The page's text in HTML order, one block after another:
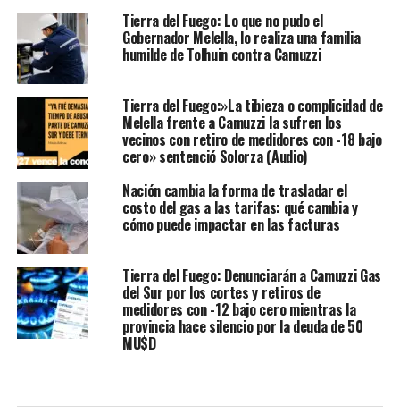
Tierra del Fuego: Lo que no pudo el
Gobernador Melella, lo realiza una familia
humilde de Tolhuin contra Camuzzi
Tierra del Fuego:»La tibieza o complicidad de
Melella frente a Camuzzi la sufren los
vecinos con retiro de medidores con -18 bajo
cero» sentenció Solorza (Audio)
Nación cambia la forma de trasladar el
costo del gas a las tarifas: qué cambia y
cómo puede impactar en las facturas
Tierra del Fuego: Denunciarán a Camuzzi Gas
del Sur por los cortes y retiros de
medidores con -12 bajo cero mientras la
provincia hace silencio por la deuda de 50
MU$D